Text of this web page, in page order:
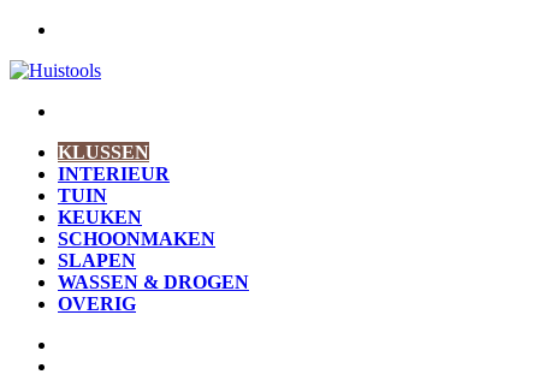
KLUSSEN
INTERIEUR
TUIN
KEUKEN
SCHOONMAKEN
SLAPEN
WASSEN & DROGEN
OVERIG